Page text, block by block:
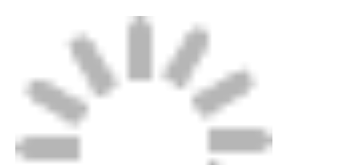
Πλήρως αυτόματη μηχανή
συγκόλλησης σωλήνων 50Hz
Να συνεχίσει